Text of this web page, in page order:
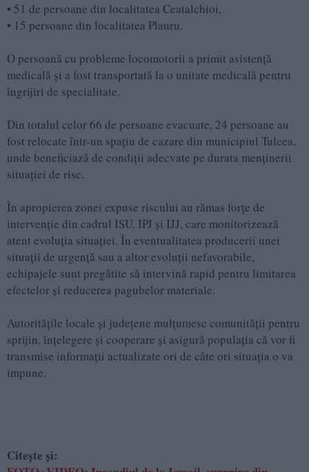
• 51 de persoane din localitatea Ceatalchioi,
• 15 persoane din localitatea Plauru.
O persoană cu probleme locomotorii a primit asistență
medicală și a fost transportată la o unitate medicală pentru
îngrijiri de specialitate.
Din totalul celor 66 de persoane evacuate, 24 persoane au
fost relocate într-un spațiu de cazare din municipiul Tulcea,
unde beneficiază de condiții adecvate pe durata menținerii
situației de risc.
În apropierea zonei expuse riscului au rămas forțe de
intervenție din cadrul ISU, IPJ și IJJ, care monitorizează
atent evoluția situației. În eventualitatea producerii unei
situații de urgență sau a altor evoluții nefavorabile,
echipajele sunt pregătite să intervină rapid pentru limitarea
efectelor și reducerea pagubelor materiale.
Autoritățile locale și județene mulțumesc comunității pentru
sprijin, înțelegere și cooperare și asigură populația că vor fi
transmise informații actualizate ori de câte ori situația o va
impune.
Citește și: